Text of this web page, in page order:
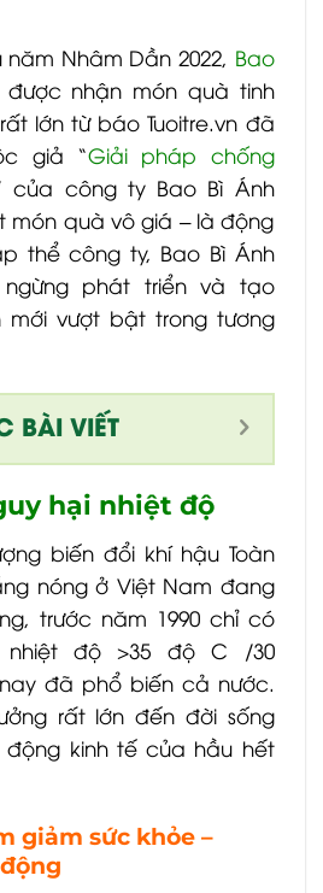
Nhâm Dần 2022, Bao
nhận món quà tinh
lớn từ báo Tuoitre.vn đã
giả “Giải pháp chống
của công ty Bao Bì Ánh
món quà vô giá – là động
thể công ty, Bao Bì Ánh
ngừng phát triển và tạo
mới vượt bật trong tương
BÀI VIẾT
hại nhiệt độ
biến đổi khí hậu Toàn
nóng ở Việt Nam đang
trước năm 1990 chỉ có
độ >35 độ C /30
đã phổ biến cả nước.
rất lớn đến đời sống
động kinh tế của hầu hết
giảm sức khỏe –